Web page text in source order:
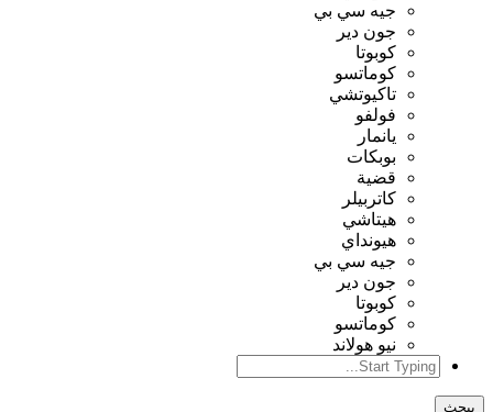
جيه سي بي
جون دير
كوبوتا
كوماتسو
تاكيوتشي
فولفو
يانمار
بوبكات
قضية
كاتربيلر
هيتاشي
هيونداي
جيه سي بي
جون دير
كوبوتا
كوماتسو
نيو هولاند
يبحث